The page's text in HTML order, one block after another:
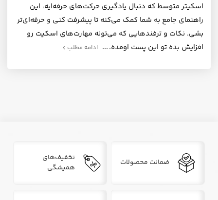
اسکیتر متوسط که دنبال یادگیری حرکت‌های حرفه‌ایه، این
راهنمای جامع به شما کمک می‌کنه تا پیشرفت کنی و حرفه‌ای‌تر
بشی. نکات و ترفندهایی که می‌تونه مهارت‌های اسکیت رو
افزایش بده تو این پست اومده.
ادامه مطلب
ضمانت محصولات
تخفیف‌های
همیشگی